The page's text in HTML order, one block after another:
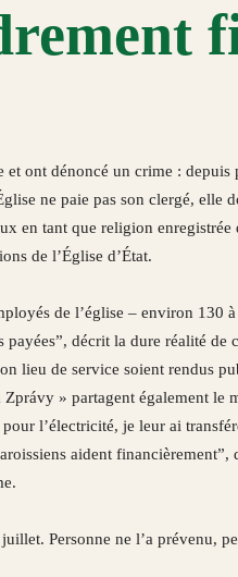
ont dénoncé un crime : depuis
ne paie pas son clergé, elle
en tant que religion enregistrée
de l’Église d’État.
de l’église – environ 130
payées”, décrit la dure réalité de
lieu de service soient rendus
» partagent également le
l’électricité, je leur ai
aident financièrement”,
Personne ne l’a prévenu,